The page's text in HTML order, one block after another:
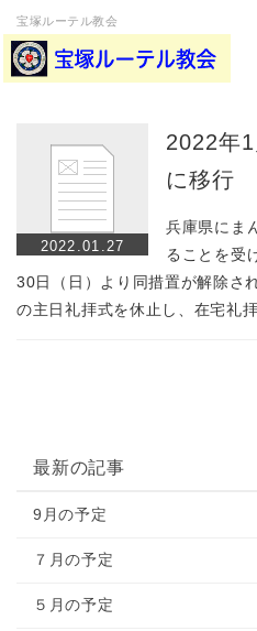
宝塚ルーテル教会
2022.01.27
2022年
に移行
兵庫県にま
ることを受
30日（日）より同措置が解除さ
の主日礼拝式を休止し、在宅礼
最新の記事
9月の予定
７月の予定
５月の予定